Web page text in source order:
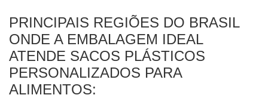
PRINCIPAIS REGIÕES DO BRASIL
ONDE A EMBALAGEM IDEAL
ATENDE SACOS PLÁSTICOS
PERSONALIZADOS PARA
ALIMENTOS: